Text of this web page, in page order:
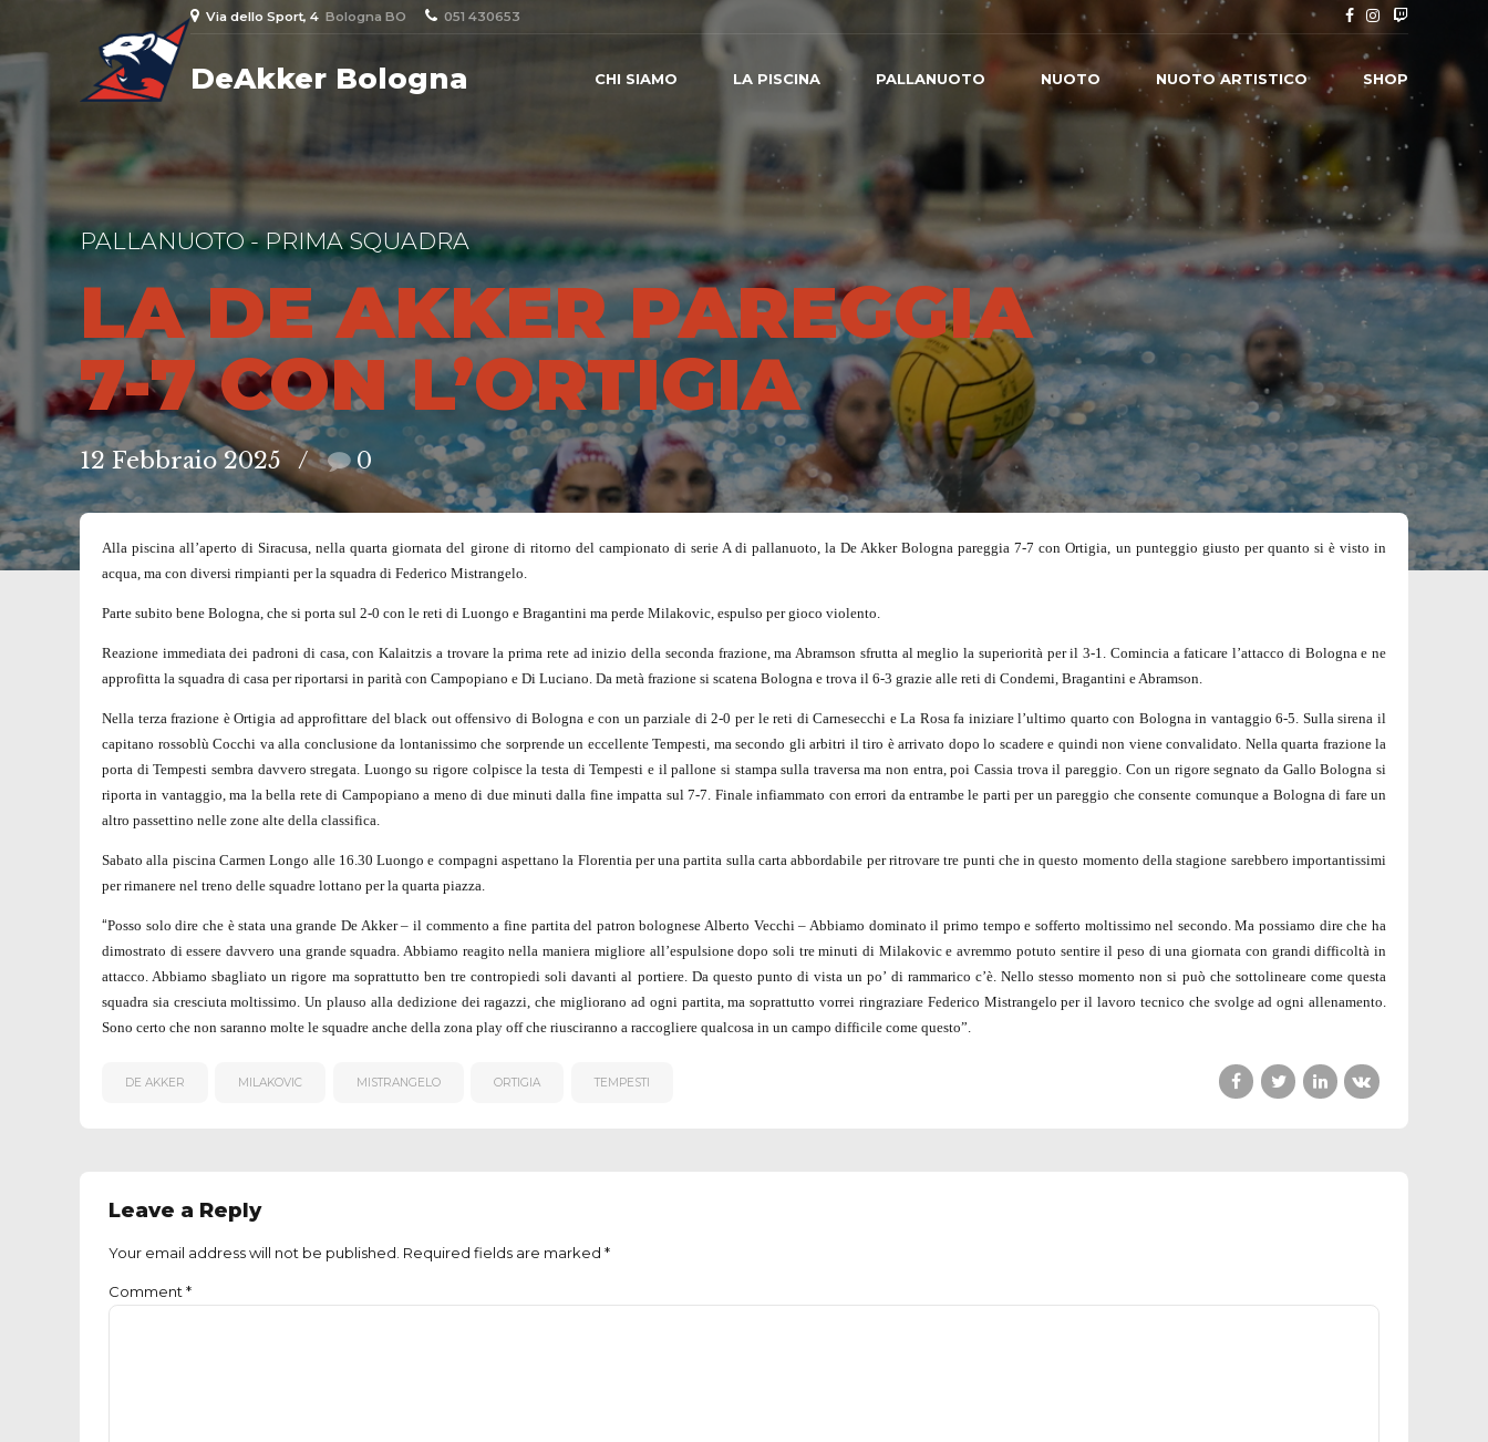
Via dello Sport, 4 Bologna BO 051 430653
DeAkker Bologna CHI SIAMO LA PISCINA PALLANUOTO NUOTO NUOTO ARTISTICO SHOP
PALLANUOTO - PRIMA SQUADRA
LA DE AKKER PAREGGIA
7-7 CON L’ORTIGIA
12 Febbraio 2025 0
Alla piscina all’aperto di Siracusa, nella quarta giornata del girone di ritorno del campionato di serie A di pallanuoto, la De Akker Bologna pareggia 7-7 con Ortigia, un punteggio giusto per quanto si è visto in
acqua, ma con diversi rimpianti per la squadra di Federico Mistrangelo.
Parte subito bene Bologna, che si porta sul 2-0 con le reti di Luongo e Bragantini ma perde Milakovic, espulso per gioco violento.
Reazione immediata dei padroni di casa, con Kalaitzis a trovare la prima rete ad inizio della seconda frazione, ma Abramson sfrutta al meglio la superiorità per il 3-1. Comincia a faticare l’attacco di Bologna e ne
approfitta la squadra di casa per riportarsi in parità con Campopiano e Di Luciano. Da metà frazione si scatena Bologna e trova il 6-3 grazie alle reti di Condemi, Bragantini e Abramson.
Nella terza frazione è Ortigia ad approfittare del black out offensivo di Bologna e con un parziale di 2-0 per le reti di Carnesecchi e La Rosa fa iniziare l’ultimo quarto con Bologna in vantaggio 6-5. Sulla sirena il
capitano rossoblù Cocchi va alla conclusione da lontanissimo che sorprende un eccellente Tempesti, ma secondo gli arbitri il tiro è arrivato dopo lo scadere e quindi non viene convalidato. Nella quarta frazione la
porta di Tempesti sembra davvero stregata. Luongo su rigore colpisce la testa di Tempesti e il pallone si stampa sulla traversa ma non entra, poi Cassia trova il pareggio. Con un rigore segnato da Gallo Bologna si
riporta in vantaggio, ma la bella rete di Campopiano a meno di due minuti dalla fine impatta sul 7-7. Finale infiammato con errori da entrambe le parti per un pareggio che consente comunque a Bologna di fare un
altro passettino nelle zone alte della classifica.
Sabato alla piscina Carmen Longo alle 16.30 Luongo e compagni aspettano la Florentia per una partita sulla carta abbordabile per ritrovare tre punti che in questo momento della stagione sarebbero importantissimi
per rimanere nel treno delle squadre lottano per la quarta piazza.
“Posso solo dire che è stata una grande De Akker – il commento a fine partita del patron bolognese Alberto Vecchi – Abbiamo dominato il primo tempo e sofferto moltissimo nel secondo. Ma possiamo dire che ha
dimostrato di essere davvero una grande squadra. Abbiamo reagito nella maniera migliore all’espulsione dopo soli tre minuti di Milakovic e avremmo potuto sentire il peso di una giornata con grandi difficoltà in
attacco. Abbiamo sbagliato un rigore ma soprattutto ben tre contropiedi soli davanti al portiere. Da questo punto di vista un po’ di rammarico c’è. Nello stesso momento non si può che sottolineare come questa
squadra sia cresciuta moltissimo. Un plauso alla dedizione dei ragazzi, che migliorano ad ogni partita, ma soprattutto vorrei ringraziare Federico Mistrangelo per il lavoro tecnico che svolge ad ogni allenamento.
Sono certo che non saranno molte le squadre anche della zona play off che riusciranno a raccogliere qualcosa in un campo difficile come questo”.
DE AKKER MILAKOVIC MISTRANGELO ORTIGIA TEMPESTI
Leave a Reply
Your email address will not be published. Required fields are marked *
Comment *